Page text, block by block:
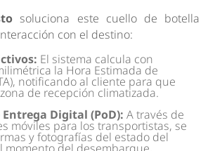
soluciona este cuello de botella
con el destino:
El sistema calcula con
la Hora Estimada de
notificando al cliente para que
de recepción climatizada.
Entrega Digital (PoD): A través de
móviles para los transportistas, se
y fotografías del estado del